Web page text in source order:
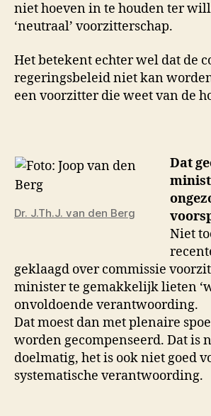
niet hoeven in te houden ter
‘neutraal’ voorzitterschap.
Het betekent echter wel dat de
regeringsbeleid niet kan
een voorzitter die weet van de
Dr. J.Th.J. van den Berg
Dat
Niet
geklaagd over commissie
minister te gemakkelijk lieten
onvoldoende verantwoording.
Dat moest dan met plenaire
worden gecompenseerd. Dat is
doelmatig, het is ook niet goed
systematische verantwoording.